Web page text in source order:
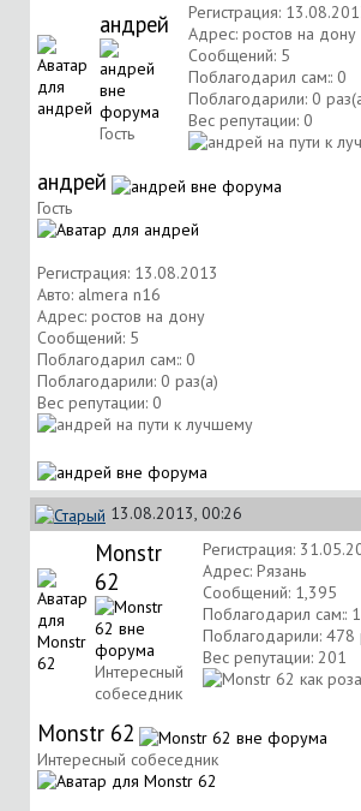
андрей
Гость
Регистрация:
Адрес: ростов на дону
Сообщений: 5
Поблагодарил сам:: 0
Поблагодарили: 0
Вес репутации: 0
андрей
Гость
Регистрация: 13.08.2013
Авто: almera n16
Адрес: ростов на дону
Сообщений: 5
Поблагодарил сам:: 0
Поблагодарили: 0 раз(а)
Вес репутации: 0
13.08.2013, 00:26
Monstr
62
Интересный
собеседник
Регистрация:
Адрес: Рязань
Сообщений: 1,395
Поблагодарил сам::
Поблагодарили: 478
Вес репутации: 201
Monstr 62
Интересный собеседник